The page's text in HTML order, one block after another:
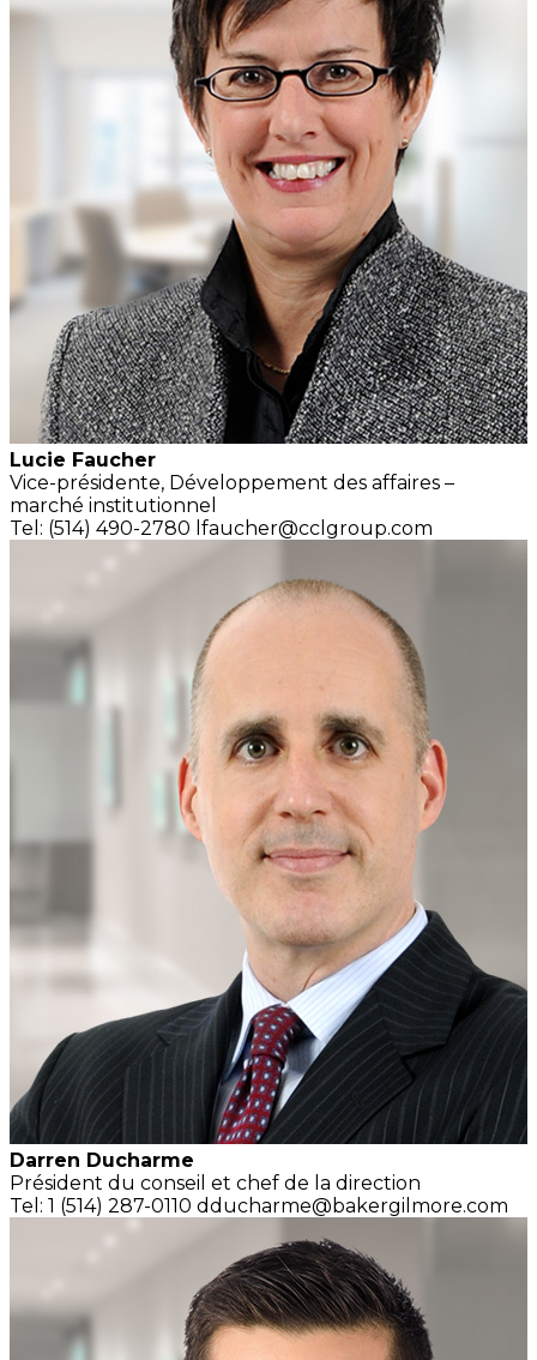
Lucie Faucher
Vice-présidente, Développement des affaires –
marché institutionnel
Tel: (514) 490-2780 lfaucher@cclgroup.com
Darren Ducharme
Président du conseil et chef de la direction
Tel: 1 (514) 287-0110 dducharme@bakergilmore.com